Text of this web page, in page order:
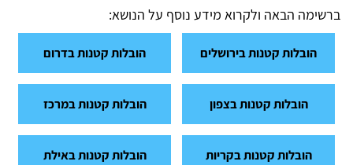
ברשימה הבאה ולקרוא מידע נוסף על הנושא:
הובלות קטנות בירושלים הובלות קטנות בדרום
הובלות קטנות בצפון הובלות קטנות במרכז
הובלות קטנות בקריות הובלות קטנות באילת